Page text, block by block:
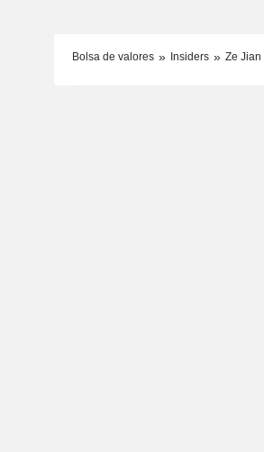
Bolsa de valores Insiders Ze Jian